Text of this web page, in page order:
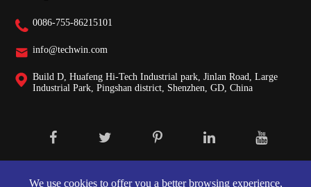
 0086-755-86215101
 info@techwin.com
 Build D, Huafeng Hi-Tech Industrial park, Jinlan Road, Large
Industrial Park, Pingshan district, Shenzhen, GD, China
Ltd.Всички права запазени.
We use cookies to offer you a better browsing experience,